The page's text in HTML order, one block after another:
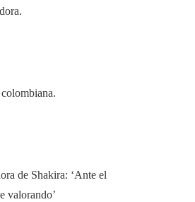
de Shakira: ‘Ante el
valorando’